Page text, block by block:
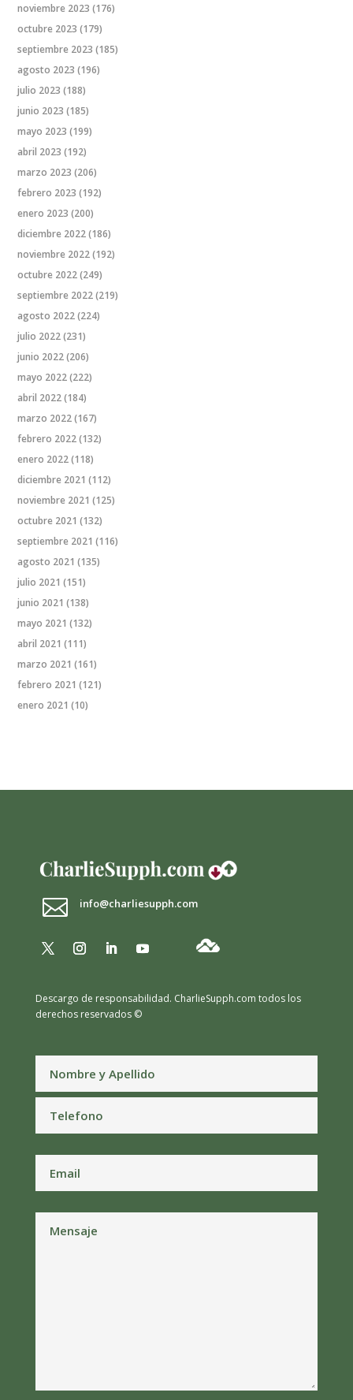
noviembre 2023 (176)
octubre 2023 (179)
septiembre 2023 (185)
agosto 2023 (196)
julio 2023 (188)
junio 2023 (185)
mayo 2023 (199)
abril 2023 (192)
marzo 2023 (206)
febrero 2023 (192)
enero 2023 (200)
diciembre 2022(186)
noviembre 2022(192)
octubre 2022(249)
septiembre 2022(219)
agosto 2022(224)
julio 2022(231)
junio 2022(206)
mayo 2022(222)
abril 2022(184)
marzo 2022(167)
febrero 2022(132)
enero 2022(118)
diciembre 2021 (112)
noviembre 2021 (125)
octubre 2021 (132)
septiembre 2021 (116)
agosto 2021 (135)
julio 2021 (151)
junio 2021 (138)
mayo 2021 (132)
abril 2021 (111)
marzo 2021 (161)
febrero 2021 (121)
enero 2021 (10)
 info@charliesupph.com
Descargo de responsabilidad. CharlieSupph.com todos los
derechos reservados ©